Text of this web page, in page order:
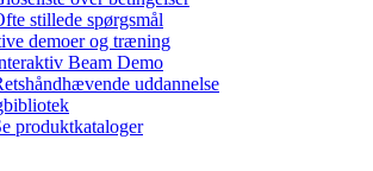
stillede spørgsmål
demoer og træning
Beam Demo
uddannelse
produktkataloger